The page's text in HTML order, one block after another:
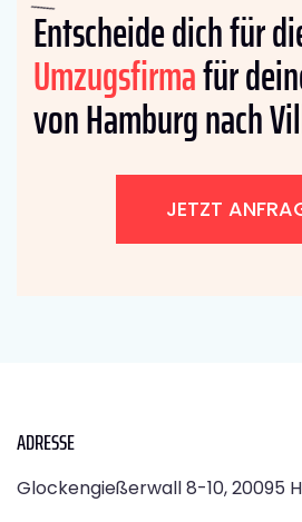
Entscheide dich für
Umzugsfirmafür
von Hamburg nach
JETZT
ADRESSE
Glockengießerwall 8-10, 20095